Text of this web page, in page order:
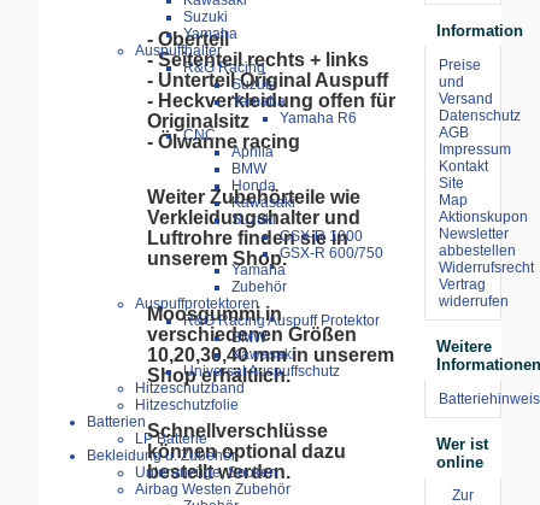
Suzuki
Yamaha
Auspuffhalter
R&G Racing
Suzuki
Yamaha
Yamaha R6
CNC
Aprilia
BMW
Honda
Kawasaki
Suzuki
GSX-R 1000
GSX-R 600/750
Yamaha
Zubehör
Auspuffprotektoren
R&G Racing Auspuff Protektor
BMW
Kawasaki
Universal Auspuffschutz
Hitzeschutzband
Hitzeschutzfolie
Batterien
LP Batterie
Bekleidung u. Zubehör
Unteranzüge, Socken
Airbag Westen Zubehör
- Oberteil
- Seitenteil rechts + links
- Unterteil Original Auspuff
- Heckverkleidung offen für
Originalsitz
- Ölwanne racing
Weiter Zubehörteile wie
Verkleidungshalter und
Luftrohre finden sie in
unserem Shop.
Moosgummi in
verschiedenen Größen
10,20,30,40 mm in unserem
Shop erhältlich.
Schnellverschlüsse
können optional dazu
bestellt werden.
Information
Preise
und
Versand
Datenschutz
AGB
Impressum
Kontakt
Site
Map
Aktionskupon
Newsletter
abbestellen
Widerrufsrecht
Vertrag
widerrufen
Weitere
Batteriehinweis
Wer ist
online
Zur